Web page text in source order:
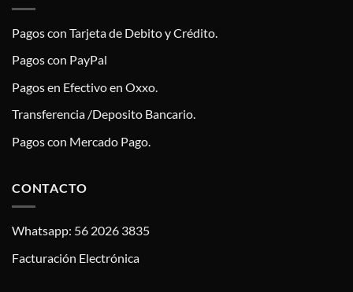
Pagos con Tarjeta de Debito y Crédito.
Pagos con PayPal
Pagos en Efectivo en Oxxo.
Transferencia /Deposito Bancario.
Pagos con Mercado Pago.
CONTACTO
Whatsapp: 56 2026 3835
Facturación Electrónica